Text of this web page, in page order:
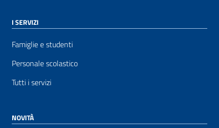
I SERVIZI
Famiglie e studenti
Personale scolastico
Tutti i servizi
NOVITÀ